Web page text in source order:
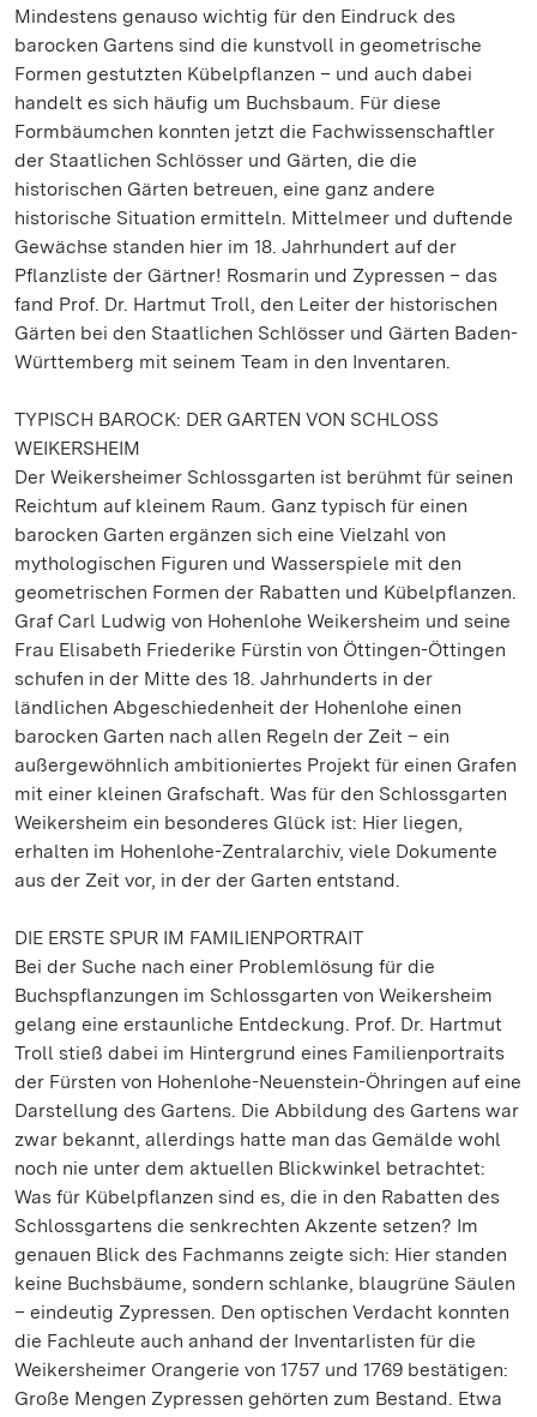
Mindestens genauso wichtig für den Eindruck des
barocken Gartens sind die kunstvoll in geometrische
Formen gestutzten Kübelpflanzen – und auch dabei
handelt es sich häufig um Buchsbaum. Für diese
Formbäumchen konnten jetzt die Fachwissenschaftler
der Staatlichen Schlösser und Gärten, die die
historischen Gärten betreuen, eine ganz andere
historische Situation ermitteln. Mittelmeer und duftende
Gewächse standen hier im 18. Jahrhundert auf der
Pflanzliste der Gärtner! Rosmarin und Zypressen – das
fand Prof. Dr. Hartmut Troll, den Leiter der historischen
Gärten bei den Staatlichen Schlösser und Gärten Baden-
Württemberg mit seinem Team in den Inventaren.
TYPISCH BAROCK: DER GARTEN VON SCHLOSS
WEIKERSHEIM
Der Weikersheimer Schlossgarten ist berühmt für seinen
Reichtum auf kleinem Raum. Ganz typisch für einen
barocken Garten ergänzen sich eine Vielzahl von
mythologischen Figuren und Wasserspiele mit den
geometrischen Formen der Rabatten und Kübelpflanzen.
Graf Carl Ludwig von Hohenlohe Weikersheim und seine
Frau Elisabeth Friederike Fürstin von Öttingen-Öttingen
schufen in der Mitte des 18. Jahrhunderts in der
ländlichen Abgeschiedenheit der Hohenlohe einen
barocken Garten nach allen Regeln der Zeit – ein
außergewöhnlich ambitioniertes Projekt für einen Grafen
mit einer kleinen Grafschaft. Was für den Schlossgarten
Weikersheim ein besonderes Glück ist: Hier liegen,
erhalten im Hohenlohe-Zentralarchiv, viele Dokumente
aus der Zeit vor, in der der Garten entstand.
DIE ERSTE SPUR IM FAMILIENPORTRAIT
Bei der Suche nach einer Problemlösung für die
Buchspflanzungen im Schlossgarten von Weikersheim
gelang eine erstaunliche Entdeckung. Prof. Dr. Hartmut
Troll stieß dabei im Hintergrund eines Familienportraits
der Fürsten von Hohenlohe-Neuenstein-Öhringen auf eine
Darstellung des Gartens. Die Abbildung des Gartens war
zwar bekannt, allerdings hatte man das Gemälde wohl
noch nie unter dem aktuellen Blickwinkel betrachtet:
Was für Kübelpflanzen sind es, die in den Rabatten des
Schlossgartens die senkrechten Akzente setzen? Im
genauen Blick des Fachmanns zeigte sich: Hier standen
keine Buchsbäume, sondern schlanke, blaugrüne Säulen
– eindeutig Zypressen. Den optischen Verdacht konnten
die Fachleute auch anhand der Inventarlisten für die
Weikersheimer Orangerie von 1757 und 1769 bestätigen:
Große Mengen Zypressen gehörten zum Bestand. Etwa